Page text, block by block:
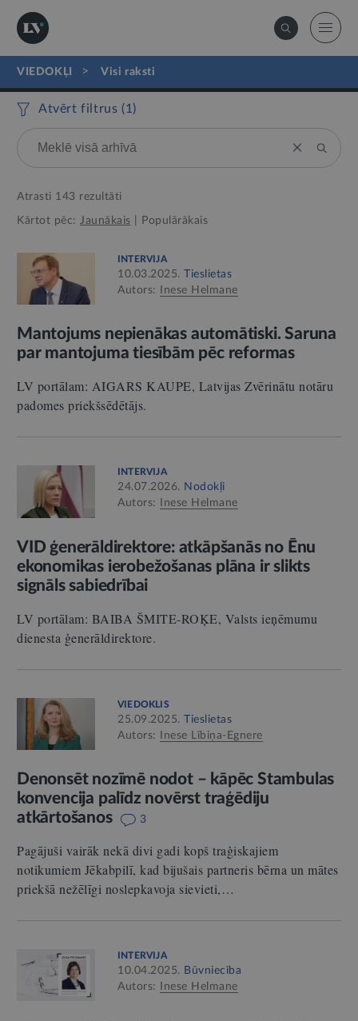
VIEDOKĻI > visi raksti
Atvērt filtrus (1 )
Atrasti 143 rezultāti
Kārtot pēc: Jaunākais Populārākais
INTERVIJA
10.03.2025.
Tieslietas
Autors:
Inese Helmane
Mantojums nepienākas automātiski. Saruna
par mantojuma tiesībām pēc reformas
LV portālam: AIGARS KAUPE, Latvijas Zvērinātu notāru
padomes priekšsēdētājs.
INTERVIJA
24.07.2026. Nodokļi
Autors:
Inese Helmane
VID ģenerāldirektore: atkāpšanās no Ēnu
ekonomikas ierobežošanas plāna ir slikts
signāls sabiedrībai
LV portālam: BAIBA ŠMITE-ROĶE, Valsts ieņēmumu
dienesta ģenerāldirektore.
VIEDOKLIS
25.09.2025. Tieslietas
Autors:
Inese Lībiņa-Egnere
Denonsēt nozīmē nodot – kāpēc Stambulas
konvencija palīdz novērst traģēdiju
atkārtošanos
3
Pagājuši vairāk nekā divi gadi kopš traģiskajiem
notikumiem Jēkabpilī, kad bijušais partneris bērna un mātes
priekšā nežēlīgi noslepkavoja sievieti,…
INTERVIJA
10.04.2025. Būvniecība
Autors:
Inese Helmane